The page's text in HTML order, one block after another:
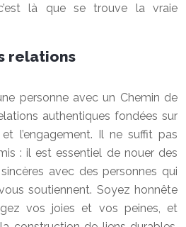
là que se trouve la vraie
relations
personne avec un Chemin de
authentiques fondées sur
l’engagement. Il ne suffit pas
: il est essentiel de nouer des
avec des personnes qui
soutiennent. Soyez honnête
vos joies et vos peines, et